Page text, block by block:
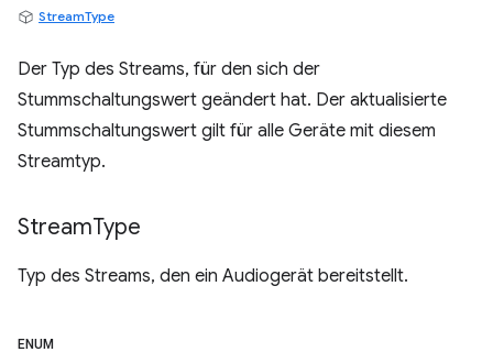
StreamType
Der Typ des Streams, für den sich der
Stummschaltungswert geändert hat. Der aktualisierte
Stummschaltungswert gilt für alle Geräte mit diesem
Streamtyp.
StreamType
Typ des Streams, den ein Audiogerät bereitstellt.
ENUM